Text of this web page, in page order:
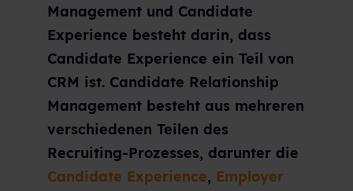
Management und Candidate
Experience besteht darin, dass
Candidate Experience ein Teil von
CRM ist. Candidate Relationship
Management besteht aus mehreren
verschiedenen Teilen des
Recruiting-Prozesses, darunter die
Candidate Experience, Employer